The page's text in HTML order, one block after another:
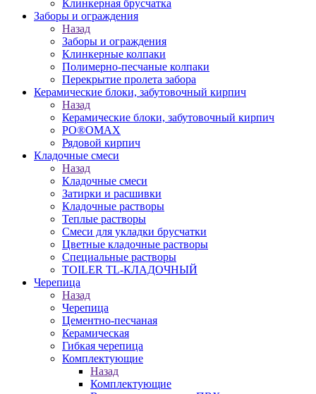
Клинкерная брусчатка
Заборы и ограждения
Назад
Заборы и ограждения
Клинкерные колпаки
Полимерно-песчаные колпаки
Перекрытие пролета забора
Керамические блоки, забутовочный кирпич
Назад
Керамические блоки, забутовочный кирпич
PO®OMAX
Рядовой кирпич
Кладочные смеси
Назад
Кладочные смеси
Затирки и расшивки
Кладочные растворы
Теплые растворы
Смеси для укладки брусчатки
Цветные кладочные растворы
Специальные растворы
TOILER TL-КЛАДОЧНЫЙ
Черепица
Назад
Черепица
Цементно-песчаная
Керамическая
Гибкая черепица
Комплектующие
Назад
Комплектующие